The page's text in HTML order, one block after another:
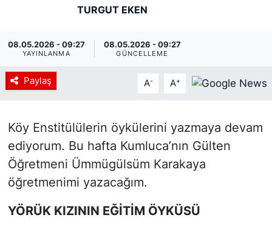
TURGUT EKEN
08.05.2026 - 09:27
YAYINLANMA
08.05.2026 - 09:27
GÜNCELLEME
Paylaş A- A+
Köy Enstitülülerin öykülerini yazmaya devam
ediyorum. Bu hafta Kumluca’nın Gülten
Öğretmeni Ümmügülsüm Karakaya
öğretmenimi yazacağım.
YÖRÜK KIZININ EĞİTİM ÖYKÜSÜ